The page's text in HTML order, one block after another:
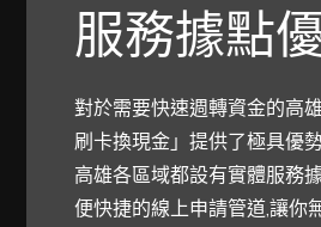
服務據點
對於需要快速週轉資金的高
刷卡換現金」提供了極具優
高雄各區域都設有實體服務
便快捷的線上申請管道,讓你